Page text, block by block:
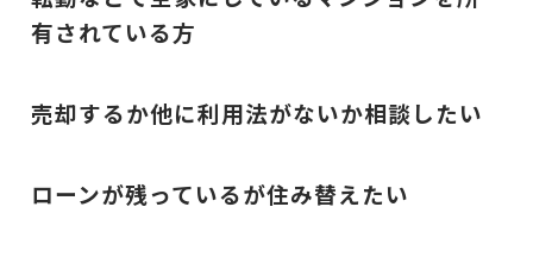
有されている方
売却するか他に利用法がないか相談したい
ローンが残っているが住み替えたい